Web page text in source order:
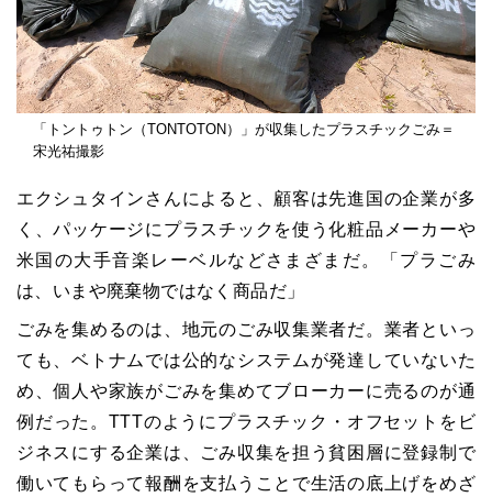
「トントゥトン（TONTOTON）」が収集したプラスチックごみ＝
宋光祐撮影
エクシュタインさんによると、顧客は先進国の企業が多
く、パッケージにプラスチックを使う化粧品メーカーや
米国の大手音楽レーベルなどさまざまだ。「プラごみ
は、いまや廃棄物ではなく商品だ」
ごみを集めるのは、地元のごみ収集業者だ。業者といっ
ても、ベトナムでは公的なシステムが発達していないた
め、個人や家族がごみを集めてブローカーに売るのが通
例だった。TTTのようにプラスチック・オフセットをビ
ジネスにする企業は、ごみ収集を担う貧困層に登録制で
働いてもらって報酬を支払うことで生活の底上げをめざ